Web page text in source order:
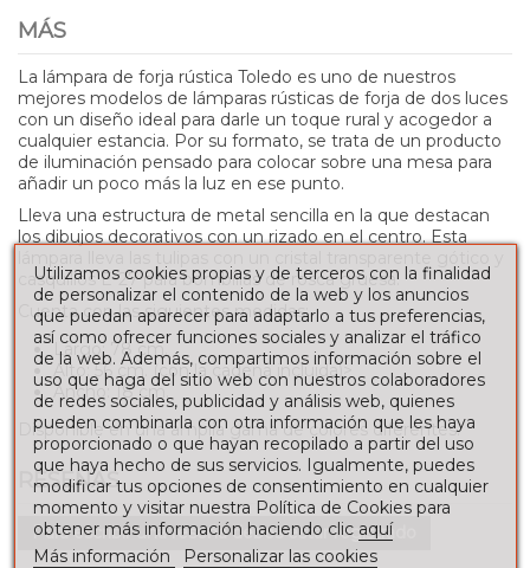
MÁS
La lámpara de forja rústica Toledo es uno de nuestros
mejores modelos de lámparas rústicas de forja de dos luces
con un diseño ideal para darle un toque rural y acogedor a
cualquier estancia. Por su formato, se trata de un producto
de iluminación pensado para colocar sobre una mesa para
añadir un poco más la luz en ese punto.
Lleva una estructura de metal sencilla en la que destacan
los dibujos decorativos con un rizado en el centro. Esta
casquillos E-27 para bombillas de rosca gruesa.
Cuenta con las siguientes medidas:
Largo: 78 cm.
Alto: 56 cm. (con la cadena incluida)>
Ancho: 18 cm.
Disponible en una amplia gama de colores diferentes.
RESEÑAS
Para escribir una reseña debes estar registrado
Utilizamos cookies propias y de terceros con la finalidad
de personalizar el contenido de la web y los anuncios
que puedan aparecer para adaptarlo a tus preferencias,
así como ofrecer funciones sociales y analizar el tráfico
de la web. Además, compartimos información sobre el
uso que haga del sitio web con nuestros colaboradores
de redes sociales, publicidad y análisis web, quienes
pueden combinarla con otra información que les haya
proporcionado o que hayan recopilado a partir del uso
que haya hecho de sus servicios. Igualmente, puedes
modificar tus opciones de consentimiento en cualquier
momento y visitar nuestra Política de Cookies para
obtener más información haciendo clic aquí
Más información
Personalizar las cookies